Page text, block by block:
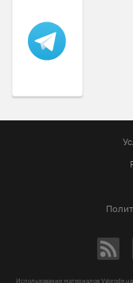
Использование материалов